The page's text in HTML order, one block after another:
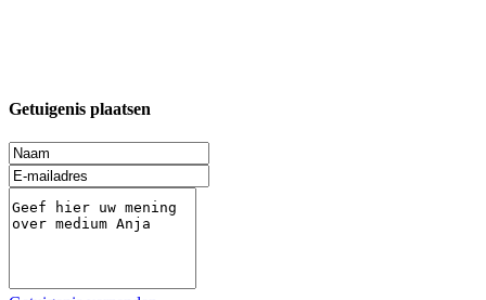
Getuigenis plaatsen